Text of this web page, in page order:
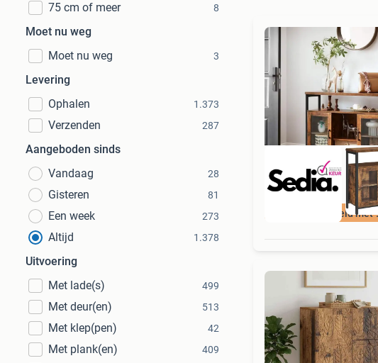
75 cm of meer 8
Moet nu weg
Moet nu weg
3
Levering
Ophalen
1.373
Verzenden 287
Aangeboden sinds
Vandaag
28
Gisteren 81
Een week 273
Altijd 1.378
Uitvoering
Met lade(s)
499
Met deur(en) 513
Met klep(pen) 42
Met plank(en) 409
Beoordeeld met